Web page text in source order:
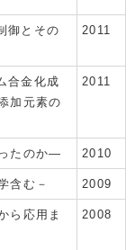
御とその
2011
合金化成
加元素の
2011
たのか― 2010
含む－ 2009
ら応用ま
2008